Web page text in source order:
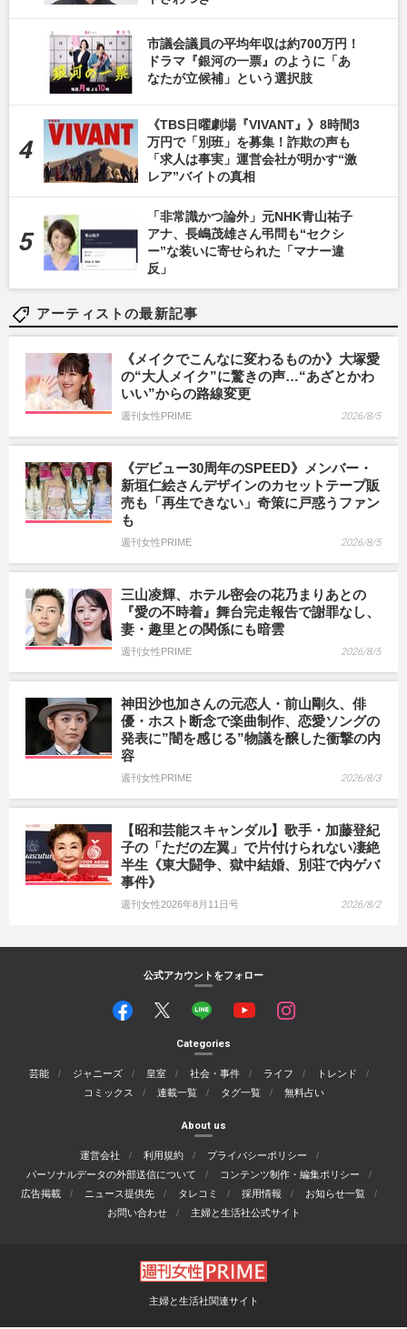
市議会議員の平均年収は約700万円！
ドラマ『銀河の一票』のように「あ
なたが立候補」という選択肢
《TBS日曜劇場『VIVANT』》8時間3
万円で「別班」を募集！詐欺の声も
「求人は事実」運営会社が明かす“激
レア”バイトの真相
「非常識かつ論外」元NHK青山祐子
アナ、長嶋茂雄さん弔問も“セクシ
ー”な装いに寄せられた「マナー違
反」
アーティストの最新記事
《メイクでこんなに変わるものか》大塚愛
の“大人メイク”に驚きの声…“あざとかわ
いい”からの路線変更
週刊女性PRIME 2026/8/5
《デビュー30周年のSPEED》メンバー・
新垣仁絵さんデザインのカセットテープ販
売も「再生できない」奇策に戸惑うファン
も
週刊女性PRIME 2026/8/5
三山凌輝、ホテル密会の花乃まりあとの
『愛の不時着』舞台完走報告で謝罪なし、
妻・趣里との関係にも暗雲
週刊女性PRIME 2026/8/5
神田沙也加さんの元恋人・前山剛久、俳
優・ホスト断念で楽曲制作、恋愛ソングの
発表に”闇を感じる”物議を醸した衝撃の内
容
週刊女性PRIME 2026/8/3
【昭和芸能スキャンダル】歌手・加藤登紀
子の「ただの左翼」で片付けられない凄絶
半生《東大闘争、獄中結婚、別荘で内ゲバ
事件》
週刊女性2026年8月11日号 2026/8/2
公式アカウントをフォロー
Categories
芸能 ジャニーズ 皇室 社会・事件 ライフ
トレンド
コミックス
連載一覧 タグ一覧 無料占い
About us
運営会社 利用規約
プライバシーポリシー
パーソナルデータの外部送信について
コンテンツ制作・編集ポリシー
広告掲載
ニュース提供先 タレコミ 採用情報
お知らせ一覧
お問い合わせ
主婦と生活社公式サイト
主婦と生活社関連サイト